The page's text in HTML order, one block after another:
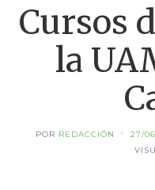
Cursos
la
POR REDACCIÓN 27/